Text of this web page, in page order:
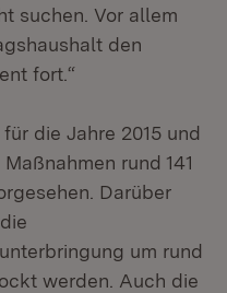
suchen. Vor allem
den
fort.“
die Jahre 2015 und
rund 141
Darüber
um rund
werden. Auch die